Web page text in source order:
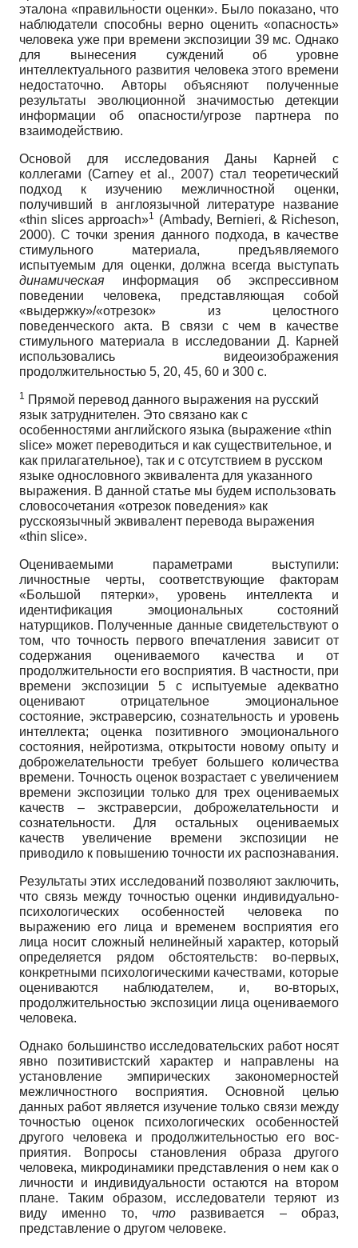
эталона «правильности оценки». Было показано, что
наблюдатели способны верно оценить «опас­ность»
человека уже при времени экспозиции 39 мс. Однако
для вынесения суждений об уровне
интеллектуального развития человека этого времени
недостаточно. Авторы объяс­няют полученные
результаты эволюционной значимостью детекции
информации об опас­ности/угрозе партнера по
взаимодействию.
Основой для исследования Даны Карней с
коллегами (Carney et al., 2007) стал тео­ретический
подход к изучению межличностной оценки,
получивший в англоязычной ли­тературе название
«thin slices approach»1
(Ambady, Bernieri, & Richeson,
2000). С точки зре­ния данного подхода, в качестве
стимульного материала, предъявляемого
испытуемым для оценки, должна всегда выступать
динамическая информация об экспрессивном
поведении человека, представляющая собой
«выдержку»/«отрезок» из целостного
поведенческого акта. В связи с чем в качестве
стимульного материала в исследовании Д. Карней
использо­вались видеоизображения
продолжительностью 5, 20, 45, 60 и 300 с.
1
Прямой перевод данного выражения на русский
язык затруднителен. Это связано как с
особенностями английского языка (выражение «thin
slice» может переводиться и как существительное, и
как прилагатель­ное), так и с отсутствием в русском
языке однословного эквивалента для указанного
выражения. В данной статье мы будем использовать
словосочетания «отрезок поведения» как
русскоязычный эквивалент пере­вода выражения
«thin slice».
Оцениваемыми параметрами выступили:
личностные черты, соответствующие фак­торам
«Большой пятерки», уровень интеллекта и
идентификация эмоциональных состоя­ний
натурщиков. Полученные данные свидетельствуют о
том, что точность первого впе­чатления зависит от
содержания оцениваемого качества и от
продолжительности его вос­приятия. В частности, при
времени экспозиции 5 с испытуемые адекватно
оценивают отри­цательное эмоциональное
состояние, экстраверсию, сознательность и уровень
интеллекта; оценка позитивного эмоционального
состояния, нейротизма, открытости новому опыту и
доброжелательности требует большего количества
времени. Точность оценок возрастает с увеличением
времени экспозиции только для трех оцениваемых
качеств – экстраверсии, доброжелательности и
сознательности. Для остальных оцениваемых
качеств увеличение времени экспозиции не
приводило к повышению точности их распознавания.
Результаты этих исследований позволяют заключить,
что связь между точностью оценки индивидуально-
психологических особенностей человека по
выражению его лица и временем восприятия его
лица носит сложный нелинейный характер, который
определяет­ся рядом обстоятельств: во-первых,
конкретными психологическими качествами, которые
оцениваются наблюдателем, и, во-вторых,
продолжительностью экспозиции лица оцени­ваемого
человека.
Однако большинство исследовательских работ носят
явно позитивистский характер и направлены на
установление эмпирических закономерностей
межличностного воспри­ятия. Основной целью
данных работ является изучение только связи между
точностью оценок психологических особенностей
другого человека и продолжительностью его вос­
приятия. Вопросы становления образа другого
человека, микродинамики представления о нем как о
личности и индивидуальности остаются на втором
плане. Таким образом, ис­следователи теряют из
виду именно то, что развивается – образ,
представление о другом человеке.